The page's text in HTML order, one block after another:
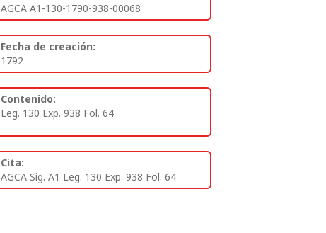
AGCA A1-130-1790-938-00068
Fecha de creación:
1792
Contenido:
Leg. 130 Exp. 938 Fol. 64
Cita:
AGCA Sig. A1 Leg. 130 Exp. 938 Fol. 64